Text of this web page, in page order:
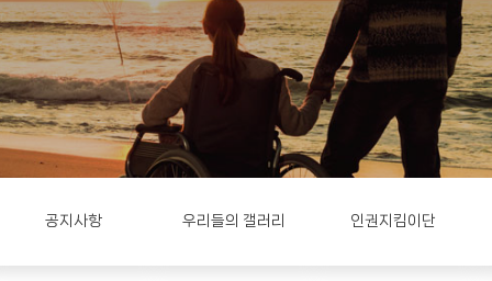
공지사항 우리들의 갤러리 인권지킴이단